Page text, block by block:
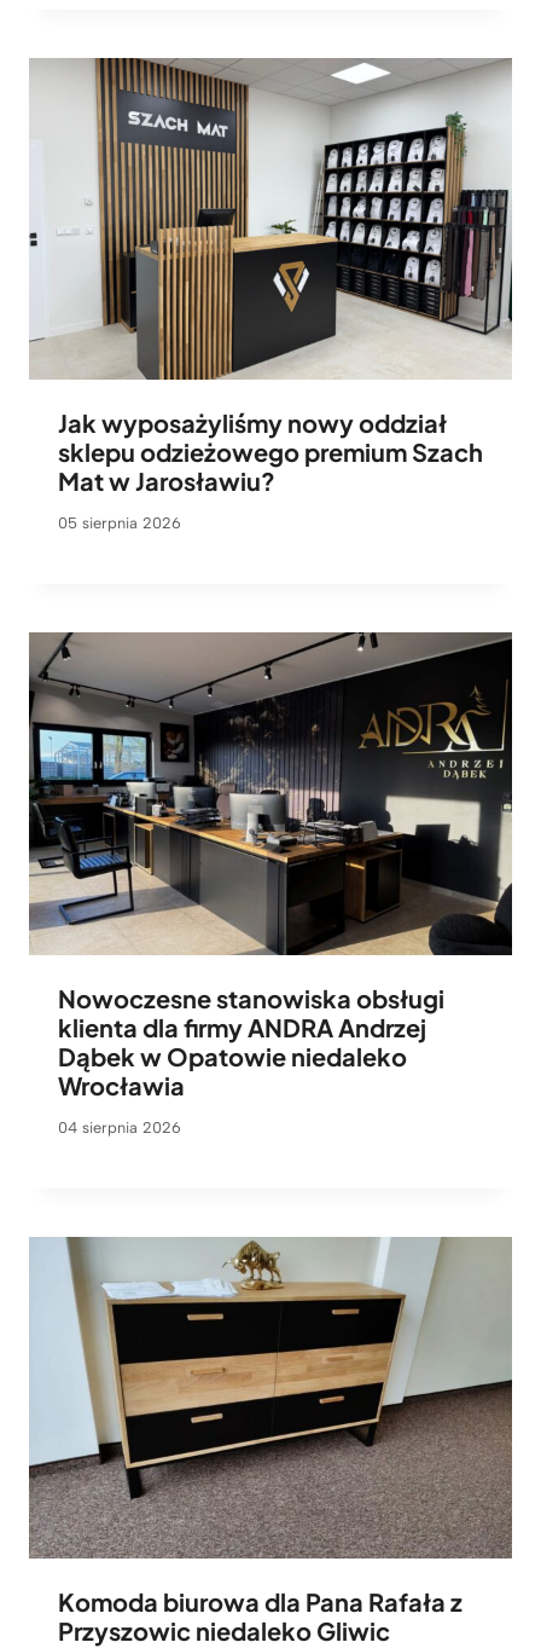
Jak wyposażyliśmy nowy oddział
sklepu odzieżowego premium Szach
Mat w Jarosławiu?
05 sierpnia 2026
Nowoczesne stanowiska obsługi
klienta dla firmy ANDRA Andrzej
Dąbek w Opatowie niedaleko
Wrocławia
04 sierpnia 2026
Komoda biurowa dla Pana Rafała z
Przyszowic niedaleko Gliwic